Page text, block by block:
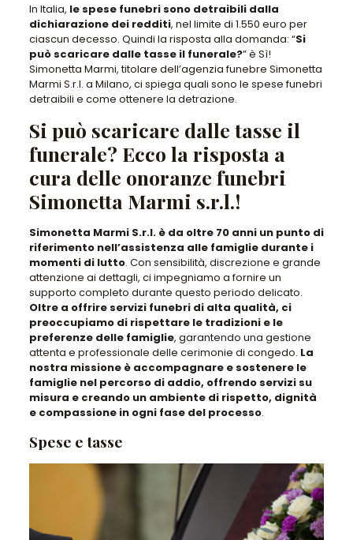
In Italia, le spese funebri sono detraibili dalla
dichiarazione dei redditi, nel limite di 1.550 euro per
ciascun decesso. Quindi la risposta alla domanda: “Si
può scaricare dalle tasse il funerale?” è Sì!
Simonetta Marmi, titolare dell’agenzia funebre Simonetta
Marmi S.r.l. a Milano, ci spiega quali sono le spese funebri
detraibili e come ottenere la detrazione.
Si può scaricare dalle tasse il
funerale? Ecco la risposta a
cura delle onoranze funebri
Simonetta Marmi s.r.l.!
Simonetta Marmi S.r.l. è da oltre 70 anni un punto di
riferimento nell’assistenza alle famiglie durante i
momenti di lutto. Con sensibilità, discrezione e grande
attenzione ai dettagli, ci impegniamo a fornire un
supporto completo durante questo periodo delicato.
Oltre a offrire servizi funebri di alta qualità, ci
preoccupiamo di rispettare le tradizioni e le
preferenze delle famiglie, garantendo una gestione
attenta e professionale delle cerimonie di congedo. La
nostra missione è accompagnare e sostenere le
famiglie nel percorso di addio, offrendo servizi su
misura e creando un ambiente di rispetto, dignità
e compassione in ogni fase del processo.
Spese e tasse